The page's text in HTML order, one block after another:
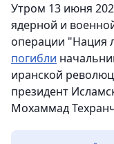
Утром 13 июня
ядерной и
операции "Нация
погибли
иранской
президент
Мохаммад